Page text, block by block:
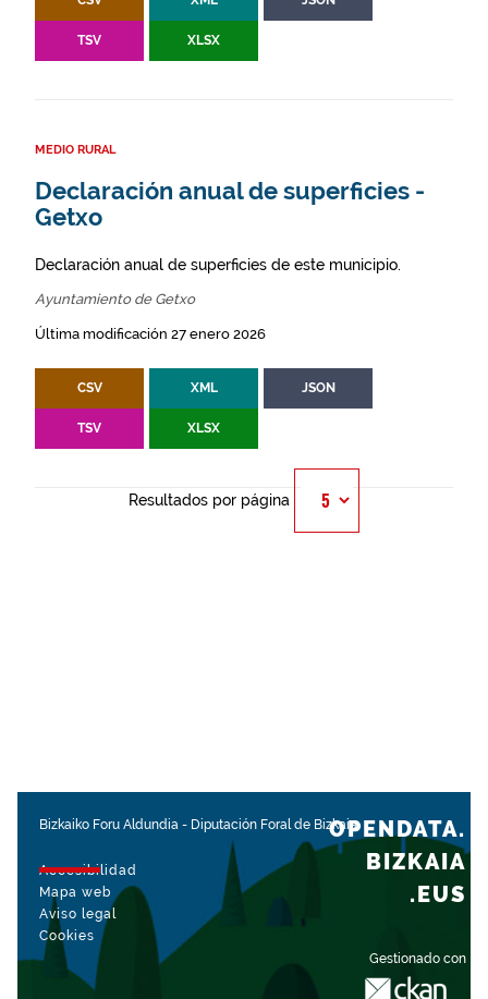
TSV XLSX
MEDIO RURAL
Declaración anual de superficies -
Getxo
Declaración anual de superficies de este municipio.
Ayuntamiento de Getxo
Última modificación 27 enero 2026
CSV XML JSON
TSV XLSX
Resultados por página
Bizkaiko Foru Aldundia - Diputación Foral de Bizkaia
Accesibilidad
Mapa web
Aviso legal
Cookies
Gestionado con
OPENDATA.
BIZKAIA
.EUS